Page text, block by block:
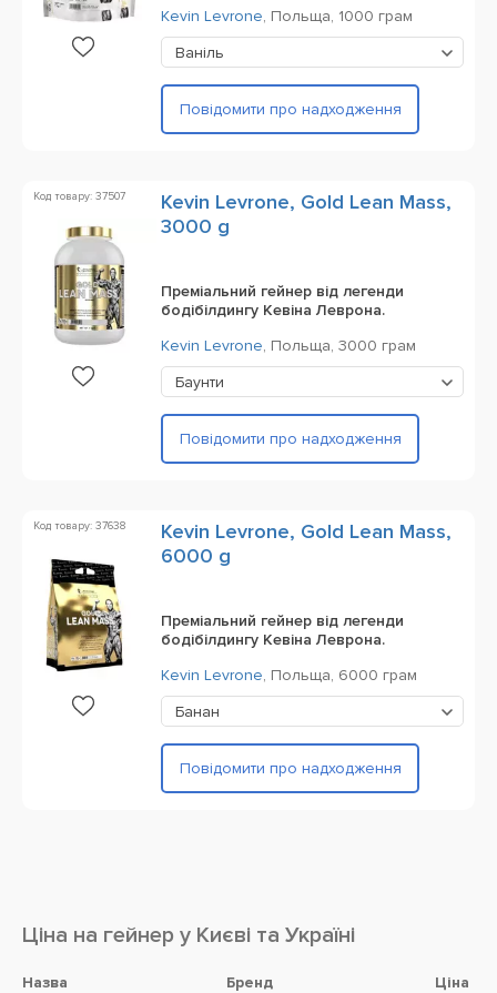
Kevin Levrone, Польща, 1000 грам
Ваніль
Повідомити про надходження
Код товару: 37507
Kevin Levrone, Gold Lean Mass,
3000 g
Преміальний гейнер від легенди
бодібілдингу Кевіна Леврона.
Kevin Levrone, Польща, 3000 грам
Баунти
Повідомити про надходження
Код товару: 37638
Kevin Levrone, Gold Lean Mass,
6000 g
Преміальний гейнер від легенди
бодібілдингу Кевіна Леврона.
Kevin Levrone, Польща, 6000 грам
Банан
Повідомити про надходження
Ціна на гейнер у Києві та Україні
Назва Бренд
Ціна